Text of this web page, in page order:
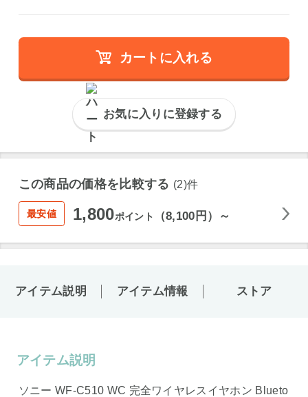
カートに入れる
お気に入りに登録する
この商品の価格を比較する (2)件
最安値 1,800ポイント （8,100円）～
アイテム説明 アイテム情報 ストア
アイテム説明
ソニー WF-C510 WC 完全ワイヤレスイヤホン Blueto